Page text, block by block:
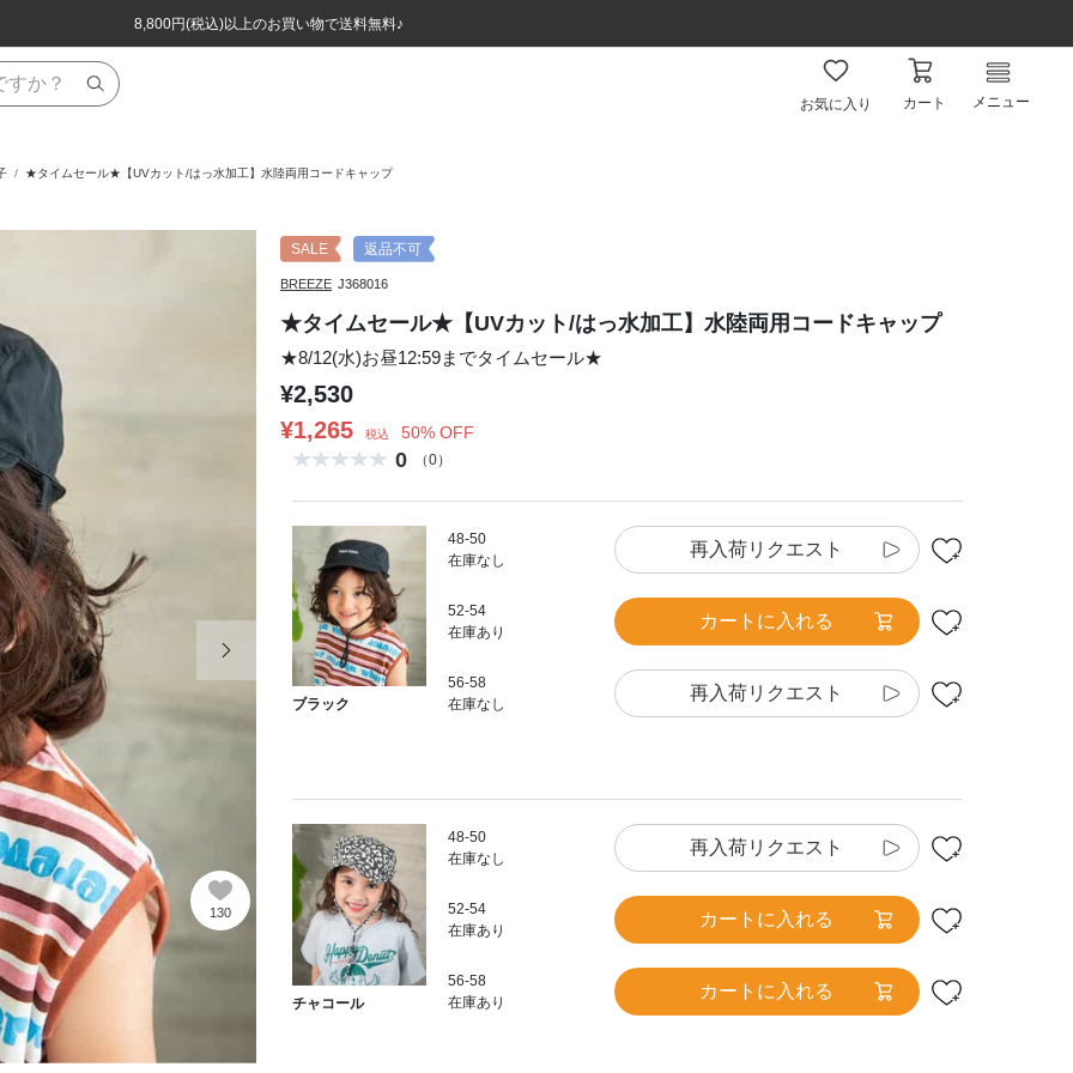
8,800円(税込)以上のお買い物で送料無料♪
ほぼ全品半額！！8/12(水)お昼12:59まで！！
8,800円(税込)以上のお買い物で送料無料♪
ほぼ全品半額！！8/12(水)お昼12:59まで！！
お気に入り カート メニュー
★タイムセール★【UVカット/はっ水加工】水陸両用コードキャップ
130
SALE 返品不可
BREEZE J368016
★タイムセール★【UVカット/はっ水加工】水陸両用コードキャップ
★8/12(水)お昼12:59までタイムセール★
¥2,530
¥1,265
税込 50% OFF
0 （0）
ブラック
48-50
在庫なし
再入荷リクエスト
52-54
在庫あり
カートに入れる
56-58
在庫なし
再入荷リクエスト
チャコール
48-50
在庫なし
再入荷リクエスト
52-54
在庫あり
カートに入れる
56-58
在庫あり
カートに入れる